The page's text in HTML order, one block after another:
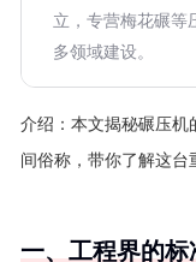
立，专营梅花碾等
多领域建设。
介绍： 本文揭秘碾压机
间俗称，带你了解这台
一、工程界的标